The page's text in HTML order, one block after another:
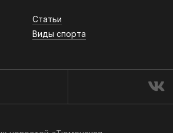
Статьи
Виды спорта